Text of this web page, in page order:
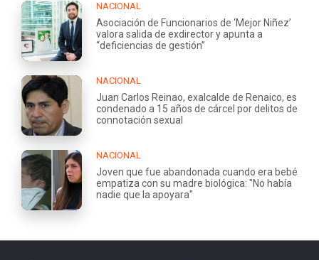
NACIONAL
Asociación de Funcionarios de ‘Mejor Niñez’
valora salida de exdirector y apunta a
“deficiencias de gestión”
NACIONAL
Juan Carlos Reinao, exalcalde de Renaico, es
condenado a 15 años de cárcel por delitos de
connotación sexual
NACIONAL
Joven que fue abandonada cuando era bebé
empatiza con su madre biológica: "No había
nadie que la apoyara"